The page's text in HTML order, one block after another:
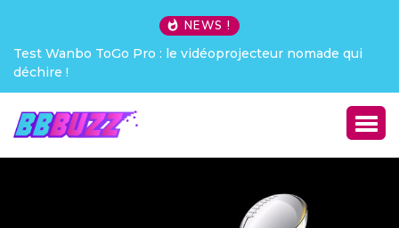
NEWS !
Test Wanbo ToGo Pro : le vidéoprojecteur nomade qui
déchire !